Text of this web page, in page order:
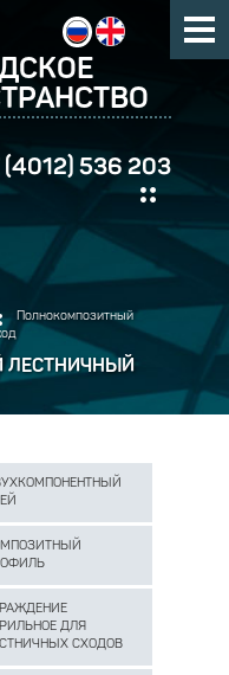
(4012) 536 203
Полнокомпозитный
ЛЕСТНИЧНЫЙ
ДЛЯ
СХОДОВ